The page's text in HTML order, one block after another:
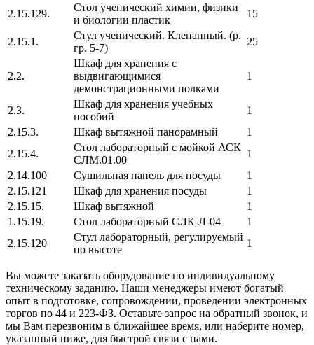
2.15.129.
Стол ученический химии, физики
и биологии пластик
15
2.15.1.
Стул ученический. Клепанный. (р.
гр. 5-7)
25
2.2.
Шкаф для хранения с
выдвигающимися
демонстрационными полками
1
2.3.
Шкаф для хранения учебных
пособий
1
2.15.3.
Шкаф вытяжной панорамный
1
2.15.4.
Стол лабораторный с мойкой АСК
СЛМ.01.00
1
2.14.100
Сушильная панель для посуды
1
2.15.121
Шкаф для хранения посуды
1
2.15.15.
Шкаф вытяжной
1
1.15.19.
Стол лабораторный СЛК-Л-04
1
2.15.120
Стул лабораторный, регулируемый
по высоте
1
Вы можете заказать оборудование по индивидуальному
техническому заданию. Наши менеджеры имеют богатый
опыт в подготовке, сопровождении, проведении электронных
торгов по 44 и 223-ФЗ. Оставьте запрос на обратный звонок, и
мы Вам перезвоним в ближайшее время, или наберите номер,
указанный ниже, для быстрой связи с нами.